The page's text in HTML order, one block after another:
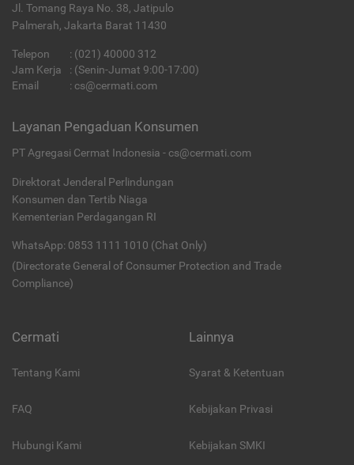
Jl. Tomang Raya No. 38, Jatipulo
Palmerah, Jakarta Barat 11430
Telepon : (021) 40000 312
Jam Kerja
: (Senin-Jumat 9:00-17:00)
Email
: cs@cermati.com
Layanan Pengaduan Konsumen
PT Agregasi Cermat Indonesia - cs@cermati.com
Direktorat Jenderal Perlindungan
Konsumen dan Tertib Niaga
Kementerian Perdagangan RI
WhatsApp: 0853 1111 1010 (Chat Only)
(Directorate General of Consumer Protection and Trade
Compliance)
Cermati
Tentang Kami
FAQ
Hubungi Kami
Lainnya
Syarat & Ketentuan
Kebijakan Privasi
Kebijakan SMKI